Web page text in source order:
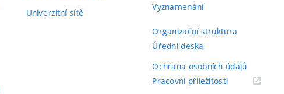
Univerzitní sítě
Vyznamenání
Organizační struktura
Úřední deska
Ochrana osobních údajů
Pracovní příležitosti(externí